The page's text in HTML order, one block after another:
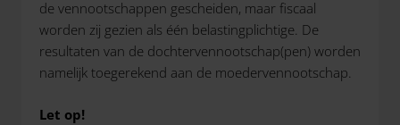
de vennootschappen gescheiden, maar fiscaal
worden zij gezien als één belastingplichtige. De
resultaten van de dochtervennootschap(pen) worden
namelijk toegerekend aan de moedervennootschap.
Let op!